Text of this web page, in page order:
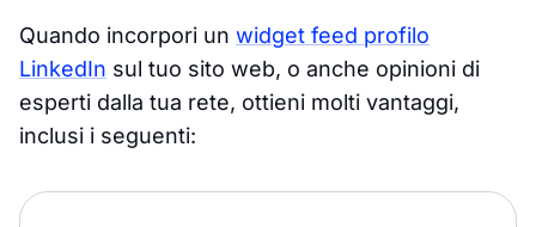
Quando incorpori un widget feed profilo
LinkedIn sul tuo sito web, o anche opinioni di
esperti dalla tua rete, ottieni molti vantaggi,
inclusi i seguenti: